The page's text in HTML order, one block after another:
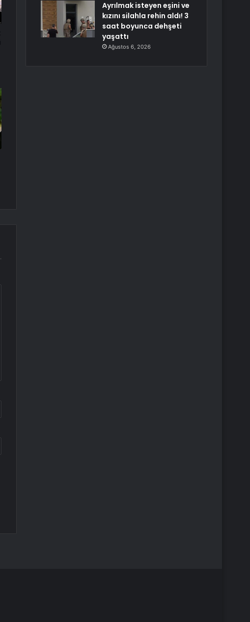
Ayrılmak isteyen eşini ve
kızını silahla rehin aldı! 3
saat boyunca dehşeti
yaşattı
Ağustos 6, 2026